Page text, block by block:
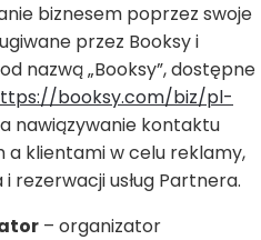
biznesem poprzez swoje
przez Booksy i
nazwą „Booksy”, dostępne
booksy.com/biz/pl-
nawiązywanie kontaktu
klientami w celu reklamy,
rezerwacji usług Partnera.
– organizator